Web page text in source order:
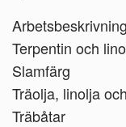
Terpentin och
Slamfärg
Träolja, linolja
Träbåtar